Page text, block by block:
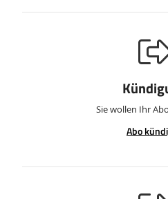
Sie wollen Ihr
Abo